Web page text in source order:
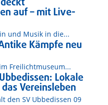
auf – mit Live-
und Musik in die...
Kämpfe neu
Freilichtmuseum...
Lokale
Vereinsleben
den SV Ubbedissen 09